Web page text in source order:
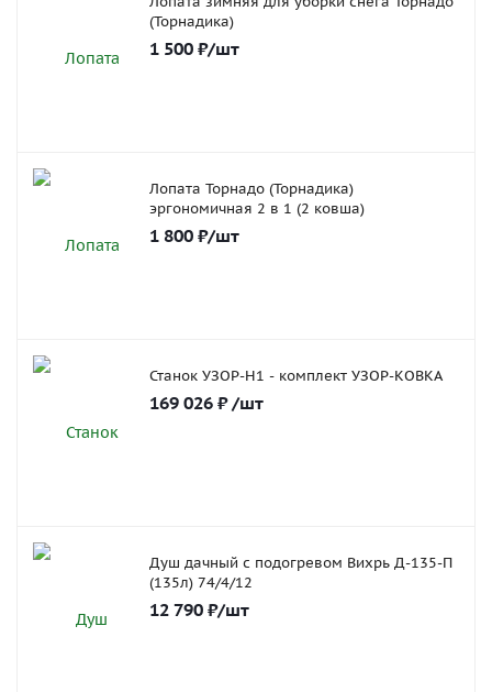
(Торнадика)
1 500 ₽/шт
Лопата Торнадо (Торнадика)
эргономичная 2 в 1 (2 ковша)
1 800 ₽/шт
Станок УЗОР-Н1 - комплект УЗОР-КОВКА
169 026 ₽ /шт
Душ дачный с подогревом Вихрь Д-135-П
(135л) 74/4/12
12 790 ₽/шт